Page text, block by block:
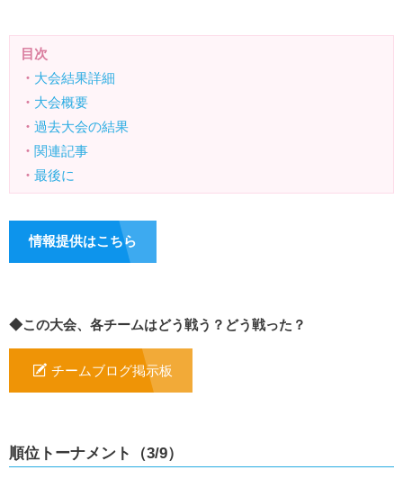
目次
・ 大会結果詳細
・ 大会概要
・ 過去大会の結果
・ 関連記事
・ 最後に
情報提供はこちら
◆この大会、各チームはどう戦う？どう戦った？
チームブログ掲示板
順位トーナメント（3/9）